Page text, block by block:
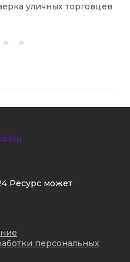
уличных торговцев
Ресурс может
персональных